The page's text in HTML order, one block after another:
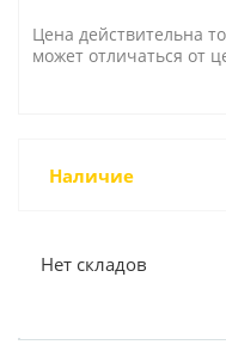
Цена действительна
может отличаться от
Наличие
Нет складов